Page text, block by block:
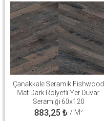
Çanakkale Seramik Fishwood
Mat Dark Rölyefli Yer Duvar
Seramiği 60x120
310100503126
883,25 ₺ / M²